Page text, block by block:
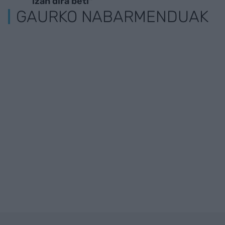
GAURKO NABARMENDUAK